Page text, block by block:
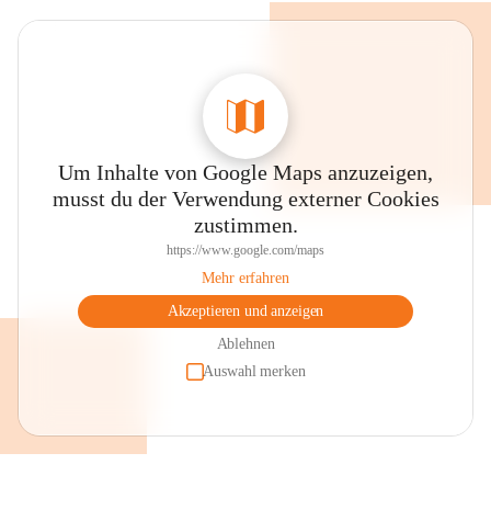
Um Inhalte von Google Maps anzuzeigen,
musst du der Verwendung externer Cookies
zustimmen.
https://www.google.com/maps
Mehr erfahren
Akzeptieren und anzeigen
Ablehnen
Auswahl merken